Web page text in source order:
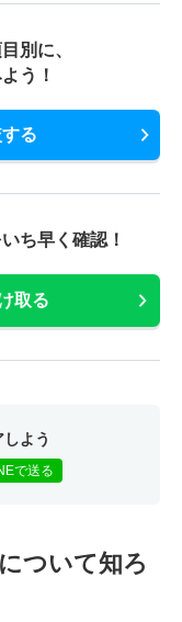
別に、
う！
る
ち早く確認！
取る
よう
で送る
ついて知ろ